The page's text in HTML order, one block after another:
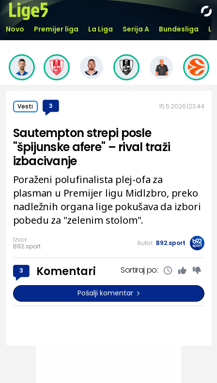
Novo Premijer liga La Liga Serija A Bundesliga
Vesti 3 15.5.2026. 23:44
Sautempton strepi posle
"špijunske afere" – rival traži
izbacivanje
Poraženi polufinalista plej-ofa za
plasman u Premijer ligu Midlzbro, preko
nadležnih organa lige pokušava da izbori
pobedu za "zelenim stolom".
Izvor:
B92.sport
Autor: B92.sport
3 Komentari Sortiraj po:
Pošalji komentar